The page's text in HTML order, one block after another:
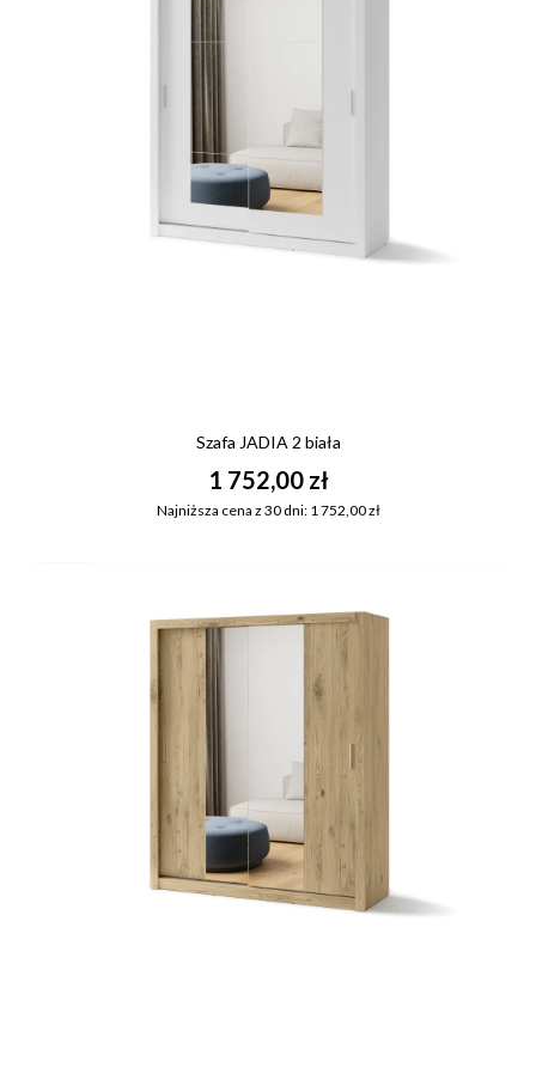
Szafa JADIA 2 biała
1 752,00 zł
Najniższa cena z 30 dni: 1 752,00 zł